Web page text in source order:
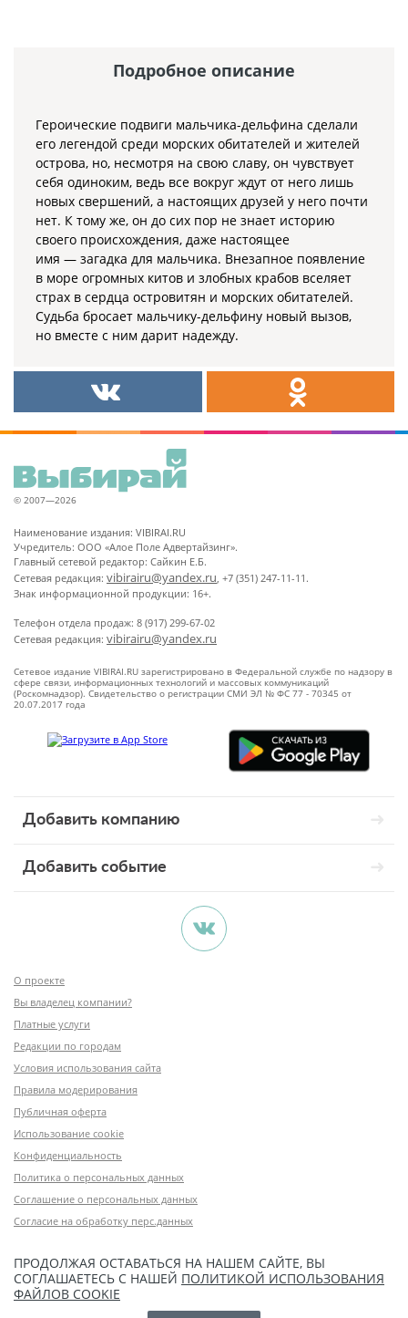
Подробное описание
Героические подвиги мальчика-дельфина сделали
его легендой среди морских обитателей и жителей
острова, но, несмотря на свою славу, он чувствует
себя одиноким, ведь все вокруг ждут от него лишь
новых свершений, а настоящих друзей у него почти
нет. К тому же, он до сих пор не знает историю
своего происхождения, даже настоящее
имя — загадка для мальчика. Внезапное появление
в море огромных китов и злобных крабов вселяет
страх в сердца островитян и морских обитателей.
Судьба бросает мальчику-дельфину новый вызов,
но вместе с ним дарит надежду.
© 2007—2026
Наименование издания: VIBIRAI.RU
Учредитель: ООО «Алое Поле Адвертайзинг».
Главный сетевой редактор: Сайкин Е.Б.
Сетевая редакция: vibirairu@yandex.ru, +7 (351) 247-11-11.
Знак информационной продукции: 16+.
Телефон отдела продаж: 8 (917) 299-67-02
Сетевая редакция: vibirairu@yandex.ru
Сетевое издание VIBIRAI.RU зарегистрировано в Федеральной службе по надзору в
сфере связи, информационных технологий и массовых коммуникаций
(Роскомнадзор). Свидетельство о регистрации СМИ ЭЛ № ФС 77 - 70345 от
20.07.2017 года
Добавить компанию
Добавить событие
О проекте
Вы владелец компании?
Платные услуги
Редакции по городам
Условия использования сайта
Правила модерирования
Публичная оферта
Использование cookie
Конфиденциальность
Политика о персональных данных
Соглашение о персональных данных
Согласие на обработку перс.данных
ПРОДОЛЖАЯ ОСТАВАТЬСЯ НА НАШЕМ САЙТЕ, ВЫ
СОГЛАШАЕТЕСЬ С НАШЕЙ ПОЛИТИКОЙ ИСПОЛЬЗОВАНИЯ
ФАЙЛОВ COOKIE